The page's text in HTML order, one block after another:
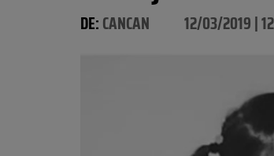
DE:CANCAN 12/03/2019 |